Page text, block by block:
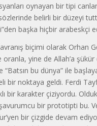
oynayan bir tipi
belirli bir düzeyi
başka hiçbir arabeskçi
biçi­mi olarak Orhan
oranla, yine de Allah’a
“Batsın bu dünya” ile
bir noktaya geldi. Ferdi
bir karakter çiziyordu.
bir prototipti bu.
bir çizgide devam